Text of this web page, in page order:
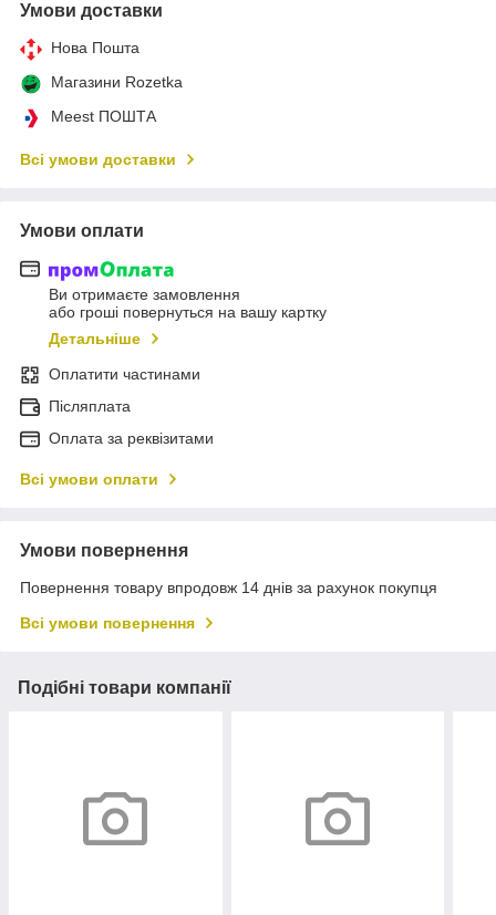
Умови доставки
Нова Пошта
Магазини Rozetka
Meest ПОШТА
Всі умови доставки
Умови оплати
Ви отримаєте замовлення
або гроші повернуться на вашу картку
Детальніше
Оплатити частинами
Післяплата
Оплата за реквізитами
Всі умови оплати
Умови повернення
Повернення товару впродовж 14 днів за рахунок покупця
Всі умови повернення
Подібні товари компанії